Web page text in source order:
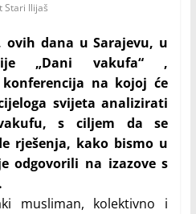
Stari Ilijaš
ovih dana u Sarajevu, u
„Dani vakufa“ ,
na kojoj će
svijeta analizirati
s ciljem da se
rješenja, kako bismo u
odgovorili na izazove s
musliman, kolektivno i